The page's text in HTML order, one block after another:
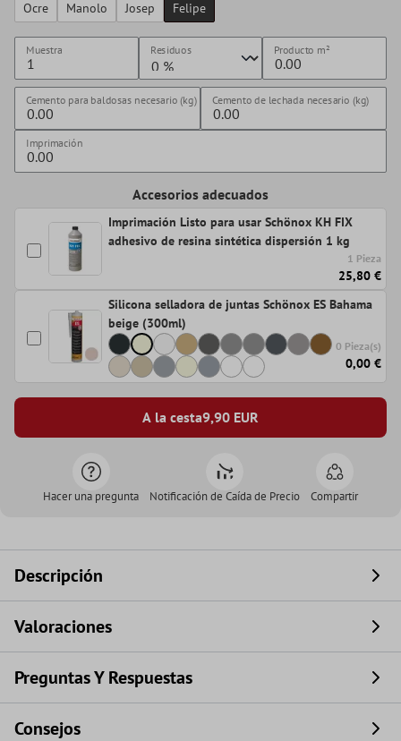
Ocre
Manolo Josep Felipe
Muestra Residuos Producto m²
Cemento para baldosas necesario (kg) Cemento de lechada necesario (kg)
Imprimación
Accesorios adecuados
Imprimación Listo para usar Schönox KH FIX
adhesivo de resina sintética dispersión 1 kg
1 Pieza
25,80 €
Silicona selladora de juntas Schönox ES Bahama
beige (300ml)
0 Pieza(s)
0,00 €
A la cesta9,90 EUR
Hacer una pregunta Notificación de Caída de Precio Compartir
Descripción
Valoraciones
Preguntas Y Respuestas
Consejos